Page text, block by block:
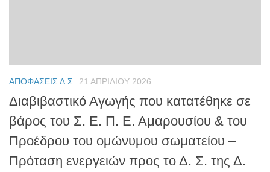
ΑΠΟΦΆΣΕΙΣ Δ.Σ. 21 ΑΠΡΙΛΊΟΥ 2026
Διαβιβαστικό Αγωγής που κατατέθηκε σε
βάρος του Σ. Ε. Π. Ε. Αμαρουσίου & του
Προέδρου του ομώνυμου σωματείου –
Πρόταση ενεργειών προς το Δ. Σ. της Δ.